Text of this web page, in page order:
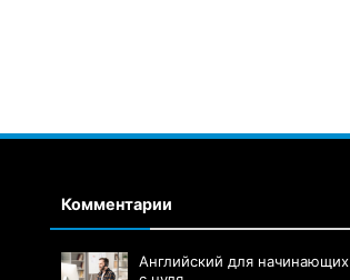
Комментарии
Английский для начинающих